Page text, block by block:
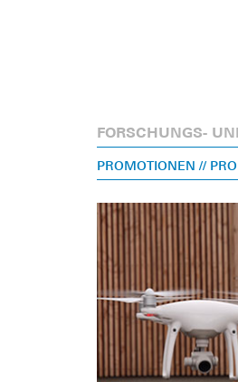
FORSCHUNGS-
PROMOTIONEN //